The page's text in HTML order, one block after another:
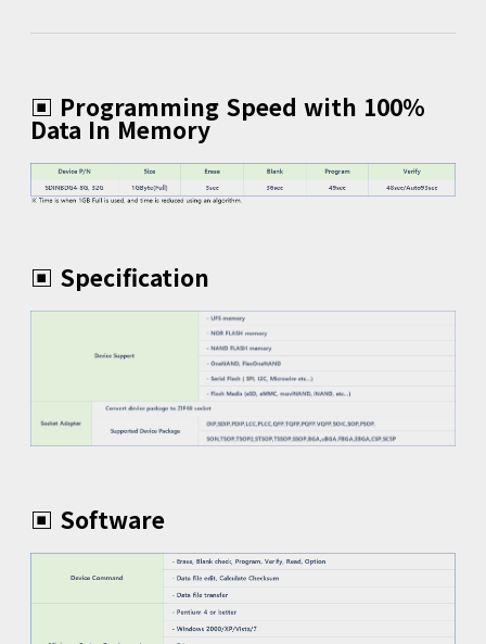
▣ Programming Speed with 100%
Data In Memory
▣ Specification
▣ Software